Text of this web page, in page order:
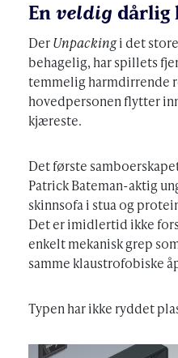
En veldig dårlig
DerUnpackingi det
behagelig, har spillets
temmelig harmdirrende
hovedpersonen flytter
kjæreste.
Det første
Patrick Bateman-aktig
skinnsofa i stua og
Det er imidlertid ikke
enkelt mekanisk grep
samme klaustrofobiske
Typen har ikke ryddet